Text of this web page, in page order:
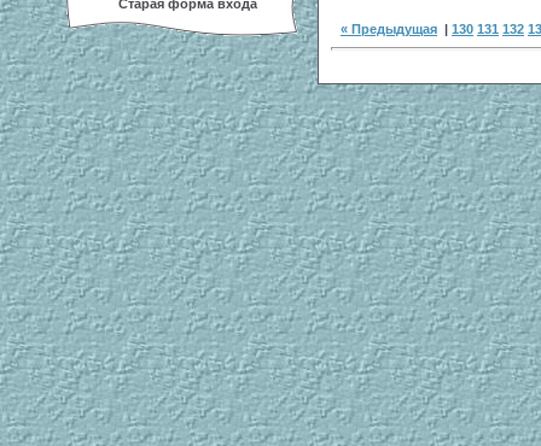
Старая форма входа
« Предыдущая | 130 131 132